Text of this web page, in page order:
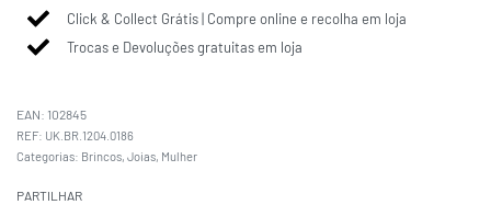
Click & Collect Grátis | Compre online e recolha em loja
Trocas e Devoluções gratuitas em loja
EAN: 102845
UK.BR.1204.0186
Categorias: Brincos, Joias, Mulher
PARTILHAR